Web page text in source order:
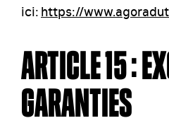
ici:https://
ARTICLE 15 :
GARANTIES